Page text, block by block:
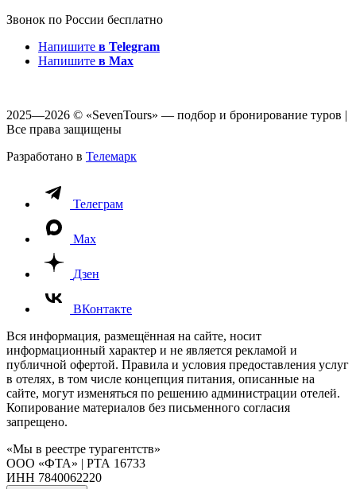
Звонок по России бесплатно
Напишите в Telegram
Напишите в Max
2025—2026 © «SevenTours» — подбор и бронирование туров |
Все права защищены
Разработано в Телемарк
Телеграм
Max
Дзен
ВКонтакте
Вся информация, размещённая на сайте, носит
информационный характер и не является рекламой и
публичной офертой. Правила и условия предоставления услуг
в отелях, в том числе концепция питания, описанные на
сайте, могут изменяться по решению администрации отелей.
Копирование материалов без письменного согласия
запрещено.
«Мы в реестре турагентств»
ООО «ФТА» | РТА 16733
ИНН 7840062220